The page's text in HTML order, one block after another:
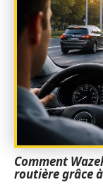
Comment
routière grâce